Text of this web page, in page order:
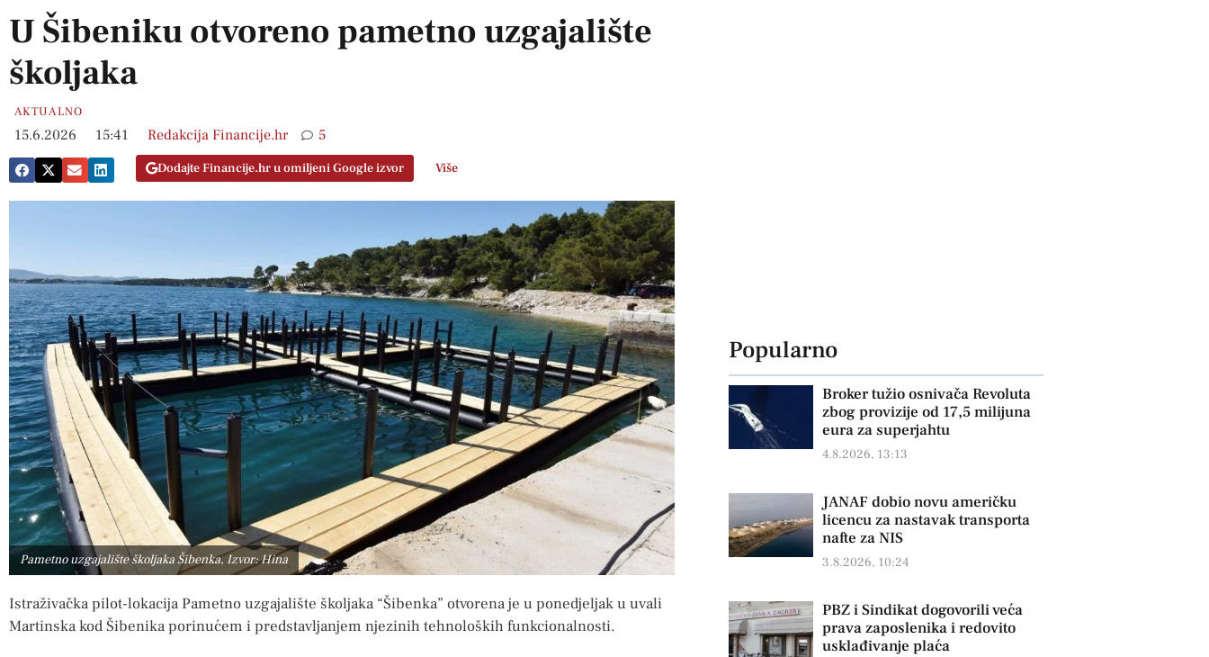
U Šibeniku otvoreno pametno uzgajalište
školjaka
AKTUALNO
15.6.2026 15:41 Redakcija Financije.hr 5
Dodajte Financije.hr u omiljeni Google izvor Više
Pametno uzgajalište školjaka Šibenka, Izvor: Hina
Istraživačka pilot-lokacija Pametno uzgajalište školjaka “Šibenka” otvorena je u ponedjeljak u uvali
Martinska kod Šibenika porinućem i predstavljanjem njezinih tehnoloških funkcionalnosti.
Popularno
Broker tužio osnivača Revoluta
zbog provizije od 17,5 milijuna
eura za superjahtu
4.8.2026, 13:13
JANAF dobio novu američku
licencu za nastavak transporta
nafte za NIS
3.8.2026, 10:24
PBZ i Sindikat dogovorili veća
prava zaposlenika i redovito
usklađivanje plaća